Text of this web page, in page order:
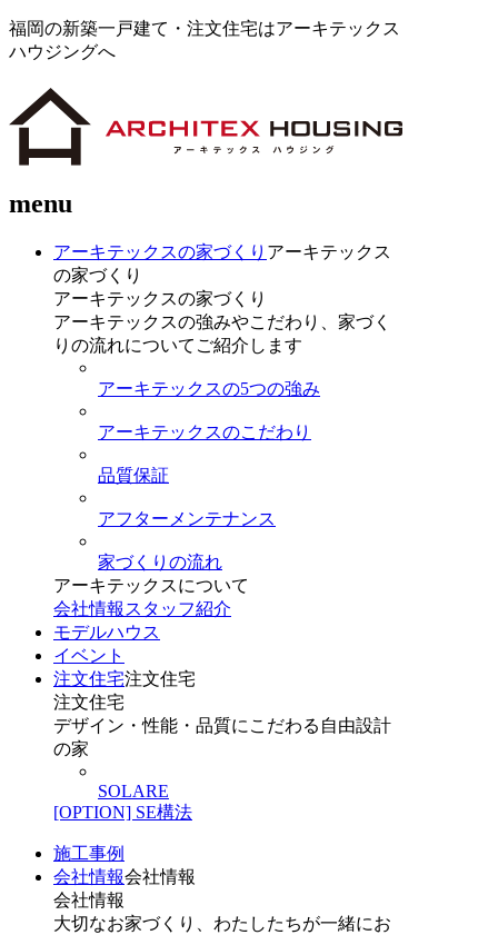
福岡の新築一戸建て・注文住宅はアーキテックス
ハウジングへ
menu
アーキテックスの家づくり アーキテックス
の家づくり
アーキテックスの家づくり
アーキテックスの強みやこだわり、家づく
りの流れについてご紹介します
アーキテックスの5つの強み
アーキテックスのこだわり
品質保証
アフターメンテナンス
家づくりの流れ
アーキテックスについて
会社情報 スタッフ紹介
モデルハウス
イベント
注文住宅注文住宅
注文住宅
デザイン・性能・品質にこだわる自由設計
の家
SOLARE
[OPTION] SE構法
施工事例
会社情報会社情報
会社情報
大切なお家づくり、わたしたちが一緒にお